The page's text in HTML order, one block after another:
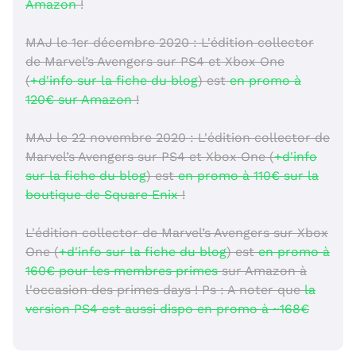
Amazon!
MAJ le 1er décembre 2020 : L'édition collector
de Marvel’s Avengers sur PS4 et Xbox One
(+d'info sur la fiche du blog) esten promo à
120€ sur Amazon!
MAJ le 22 novembre 2020 : L'édition collector de
Marvel’s Avengers sur PS4 et Xbox One (+d'info
sur la fiche du blog) esten promo à 110€ sur la
boutique de Square Enix!
L'édition collector de Marvel’s Avengers sur Xbox
One (+d'info sur la fiche du blog) esten promo à
160€ pour les membres primessur Amazon à
l'occasion des primes days ! Ps : A noter quela
version PS4 est aussi dispo en promo à ~168€